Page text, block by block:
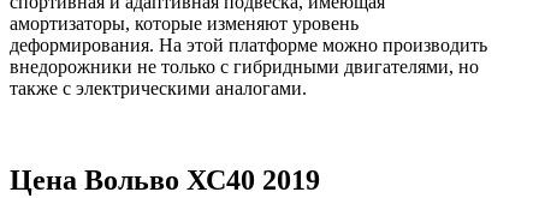
амортизаторы, которые изменяют уровень
деформирования. На этой платформе можно производить
внедорожники не только с гибридными двигателями, но
также с электрическими аналогами.
Цена Вольво ХС40 2019